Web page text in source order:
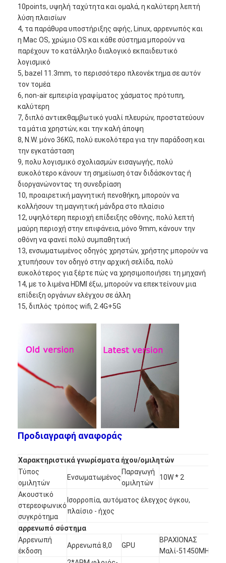
Νέα
Όλες οι περιπτώσεις
Blog
Μιλήστε τώρα.
Iboard διαλογικό Whiteboard
στο διαλογικό whiteboard
υπέρυθρο διαλογικό whiteboard
Διαλογική επίπεδη οθόνη
Διαλογικό όργανο ελέγχου οθόνης αφής
έξυπνος πίνακας LCD
Διαλογικό Whiteboard οδηγήσεων
Διαλογική οθόνη αφής Whiteboard
όλοι σε ένα διαλογικό whiteboard
Υπέρυθρο πλαίσιο αφής
Διαλογική στάση Whiteboard
Visualizer κάμερα εγγράφων
Περίπτερο οθόνης αφής
ψηφιακή σήμανση
Ψηφιακή διαφημιστική οθόνη
φορητή έξυπνη οθόνη
10points, υψηλή ταχύτητα και ομαλά, η καλύτερη λεπτή
λύση πλαισίων
4, τα παράθυρα υποστήριξης αφής, Linux, αρρενωπός και
η Mac OS, χρώμιο OS και κάθε σύστημα μπορούν να
παρέχουν το κατάλληλο διαλογικό εκπαιδευτικό
λογισμικό
5, bazel 11.3mm, το περισσότερο πλεονέκτημα σε αυτόν
τον τομέα
6, non-air εμπειρία γραψίματος χάσματος πρότυπη,
καλύτερη
7, διπλό αντιεκθαμβωτικό γυαλί πλευρών, προστατεύουν
τα μάτια χρηστών, και την καλή άποψη
8, N.W. μόνο 36KG, πολύ ευκολότερα για την παράδοση και
την εγκατάσταση
9, πολυ λογισμικό σχολιασμών εισαγωγής, πολύ
ευκολότερο κάνουν τη σημείωση όταν διδάσκοντας ή
διοργανώνοντας τη συνεδρίαση
10, προαιρετική μαγνητική πενοθήκη, μπορούν να
κολλήσουν τη μαγνητική μάνδρα στο πλαίσιο
12, υψηλότερη περιοχή επίδειξης οθόνης, πολύ λεπτή
μαύρη περιοχή στην επιφάνεια, μόνο 9mm, κάνουν την
οθόνη να φανεί πολύ συμπαθητική
13, ενσωματωμένος οδηγός χρηστών, χρήστης μπορούν να
χτυπήσουν τον οδηγό στην αρχική σελίδα, πολύ
ευκολότερος για ξέρτε πώς να χρησιμοποιήσει τη μηχανή
14, με το λιμένα HDMI έξω, μπορούν να επεκτείνουν μια
επίδειξη οργάνων ελέγχου σε άλλη
15, διπλός τρόπος wifi, 2.4G+5G
Προδιαγραφή αναφοράς
Χαρακτηριστικά γνωρίσματα ήχου/ομιλητών
Τύπος
ομιλητών
Ενσωματωμένος
Παραγωγή
ομιλητών
10W * 2
Ακουστικό
στερεοφωνικό
συγκρότημα
Ισορροπία, αυτόματος έλεγχος όγκου,
πλαίσιο - ήχος
αρρενωπό σύστημα
Αρρενωπή
έκδοση
Αρρενωπά 8,0 GPU
ΒΡΑΧΙΟΝΑΣ
Μαλί-51450MHz